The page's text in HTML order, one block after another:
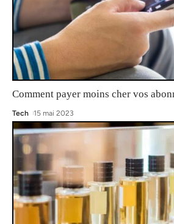
Comment payer moins cher vos
Tech 15 mai 2023